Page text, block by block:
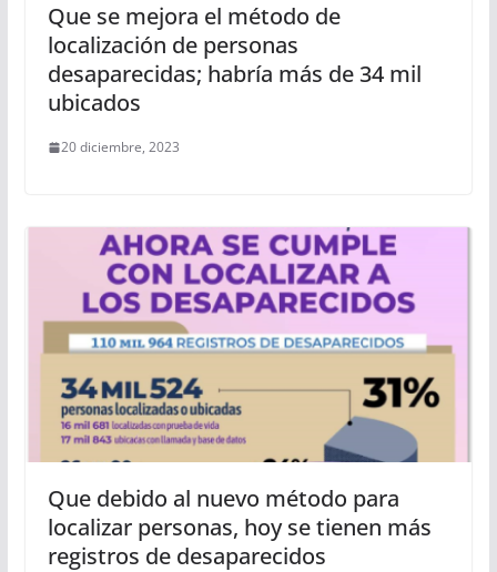
Que se mejora el método de
localización de personas
desaparecidas; habría más de 34 mil
ubicados
20 diciembre, 2023
Que debido al nuevo método para
localizar personas, hoy se tienen más
registros de desaparecidos